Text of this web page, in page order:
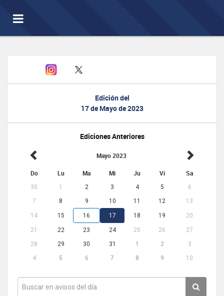
Toggle
navigation
Edición del
17 de Mayo de 2023
Ediciones Anteriores
Mayo 2023
Do Lu Ma Mi Ju Vi Sa
30 1 2 3 4 5
6
7
8 9 10 11 12 13
14 15 16 17 18 19 20
21 22 23 24 25 26
27
28
29 30 31 1 2
3
4
5 6 7 8 9 10